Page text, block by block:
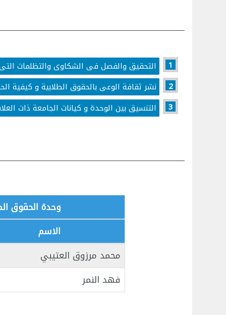
التحقيق والفصل فى الشكاوى والتظلمات
نشر ثقافة الوعى بالحقوق الطلابية و كيفية
التنسيق بين الوحدة و كيانات الجامعة ذات
وحدة الحقوق
الاسم
محمد مرزوق العتيبي
فهد النمر